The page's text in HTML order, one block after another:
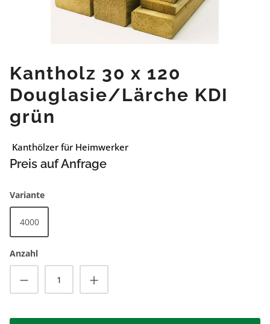
Kantholz 30 x 120
Douglasie/Lärche KDI
grün
Kanthölzer für Heimwerker
Preis auf Anfrage
Varianteauswählen
4000
Anzahl
Produkt Anzahl: Gib den gewünschten